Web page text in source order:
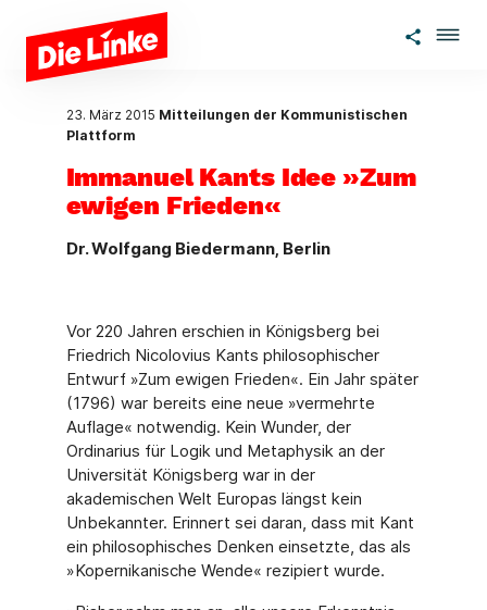
Zum Hauptinhalt springen
23. März 2015 Mitteilungen der Kommunistischen
Plattform
Immanuel Kants Idee »Zum
ewigen Frieden«
Dr. Wolfgang Biedermann, Berlin
Vor 220 Jahren erschien in Königsberg bei
Friedrich Nicolovius Kants philosophischer
Entwurf »Zum ewigen Frieden«. Ein Jahr später
(1796) war bereits eine neue »vermehrte
Auflage« notwendig. Kein Wunder, der
Ordinarius für Logik und Metaphysik an der
Universität Königsberg war in der
akademischen Welt Europas längst kein
Unbekannter. Erinnert sei daran, dass mit Kant
ein philosophisches Denken einsetzte, das als
»Kopernikanische Wende« rezipiert wurde.